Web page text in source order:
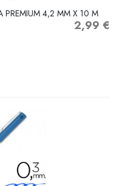
PREMIUM 4,2 MM X 10 M
Precio
2,99 €